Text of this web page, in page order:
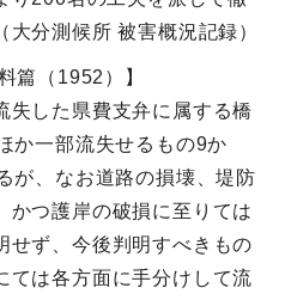
分測候所 被害概況記録）
篇（1952）】
失した県費支弁に属する橋
か一部流失せるもの9か
が、なお道路の損壊、堤防
かつ護岸の破損に至りては
せず、今後判明すべきもの
ては各方面に手分けして流